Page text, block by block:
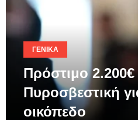
ΓΕΝΙΚΆ
Πρόστιμο
Πυροσβεστική
οικόπεδο